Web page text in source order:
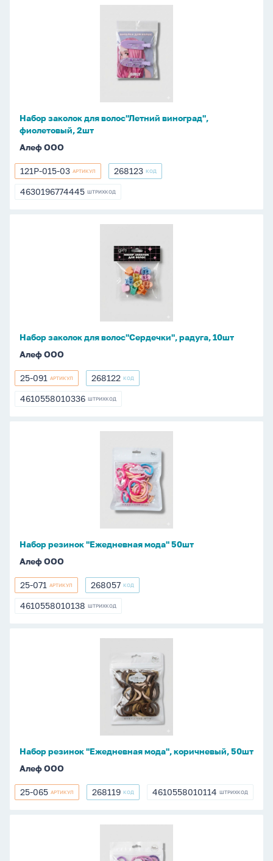
Набор заколок для волос"Летний виноград",
фиолетовый, 2шт
Алеф ООО
121P-
015-
121P-015-03 АРТИКУЛ 268123
268123 КОД
4630196774445
4630196774445 ШТРИХКОД
Набор заколок для волос"Сердечки", радуга, 10шт
Алеф ООО
25-
091
25-091 АРТИКУЛ 268122
268122 КОД
4610558010336
4610558010336 ШТРИХКОД
Набор резинок "Ежедневная мода" 50шт
Алеф ООО
25-
071
25-071 АРТИКУЛ 268057
268057 КОД
4610558010138
4610558010138 ШТРИХКОД
Набор резинок "Ежедневная мода", коричневый, 50шт
Алеф ООО
25-
25-065 АРТИКУЛ 268119
268119 КОД 4610558010114
4610558010114 ШТРИХКОД